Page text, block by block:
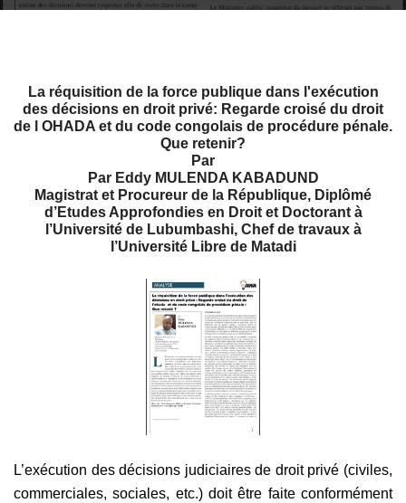
La réquisition de la force publique dans l'exécution
des décisions en droit privé: Regarde croisé du droit
de l OHADA et du code congolais de procédure pénale.
Que retenir?
Par
Par Eddy MULENDA KABADUND
Magistrat et Procureur de la République, Diplômé
d’Etudes Approfondies en Droit et Doctorant à
l’Université de Lubumbashi, Chef de travaux à
l’Université Libre de Matadi
L’exécution des décisions judiciaires de droit privé (civiles,
commerciales, sociales, etc.) doit être faite conformément